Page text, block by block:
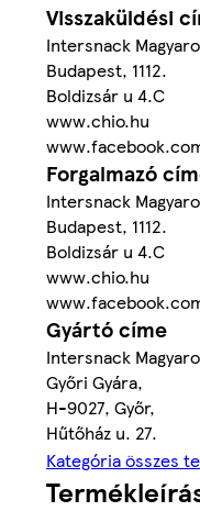
Visszaküldési
Intersnack
Budapest, 1112.
Boldizsár u 4.C
www.chio.hu
Forgalmazó
Intersnack
Budapest, 1112.
Boldizsár u 4.C
www.chio.hu
Gyártó címe
Intersnack
Győri Gyára,
H-9027, Győr,
Hűtőház u. 27.
Kategória összes